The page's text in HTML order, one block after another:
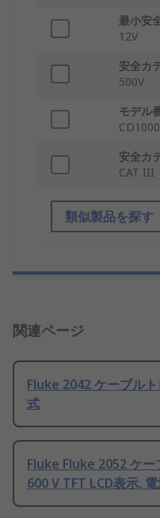
最小安
12V
安全カ
500V
モデル
CD1000
安全カ
CAT III
類似製品を探す
関連ページ
Fluke 2042 ケーブル
式
Fluke Fluke 2052 ケ
600 V TFT LCD表示,